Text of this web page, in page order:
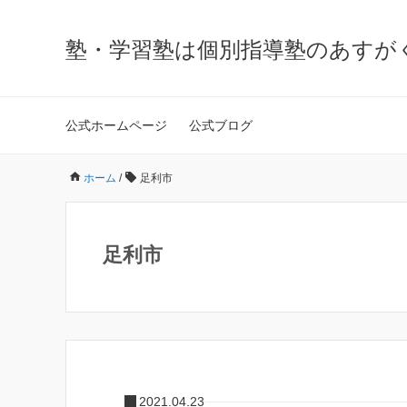
塾・学習塾は個別指導塾のあすが
公式ホームページ 公式ブログ
ホーム / 足利市
足利市
2021.04.23